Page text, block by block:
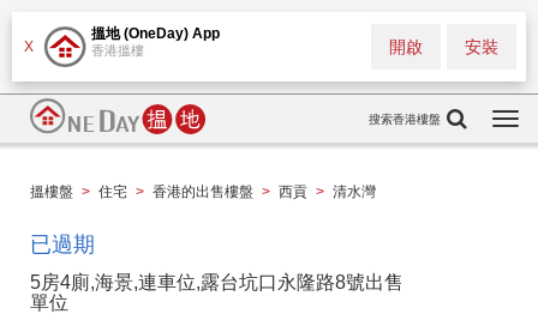
X
搵地 (OneDay) App
香港搵樓 安裝
開啟
搜索香港樓盤
搵樓盤 > 住宅 > 香港的出售樓盤 > 西貢 > 清水灣
已過期
5房4廁,海景,連車位,露台坑口永隆路8號出售
單位